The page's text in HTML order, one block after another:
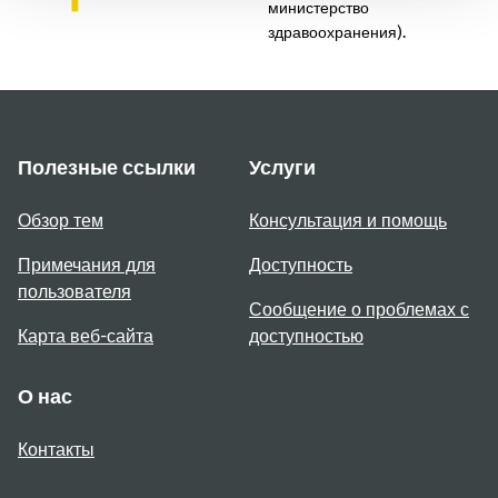
министерство
здравоохранения).
Полезные ссылки
Обзор тем
Примечания для
пользователя
Карта веб-сайта
Услуги
Консультация и помощь
Доступность
Сообщение о проблемах с
доступностью
О нас
Контакты